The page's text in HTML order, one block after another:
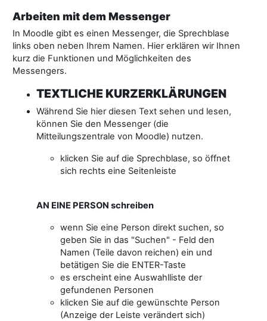
Arbeiten mit dem Messenger
In Moodle gibt es einen Messenger, die Sprechblase
links oben neben Ihrem Namen. Hier erklären wir Ihnen
kurz die Funktionen und Möglichkeiten des
Messengers.
TEXTLICHE KURZERKLÄRUNGEN
Während Sie hier diesen Text sehen und lesen,
können Sie den Messenger (die
Mitteilungszentrale von Moodle) nutzen.
klicken Sie auf die Sprechblase, so öffnet
sich rechts eine Seitenleiste
AN EINE PERSON schreiben
wenn Sie eine Person direkt suchen, so
geben Sie in das "Suchen" - Feld den
Namen (Teile davon reichen) ein und
betätigen Sie die ENTER-Taste
es erscheint eine Auswahlliste der
gefundenen Personen
klicken Sie auf die gewünschte Person
(Anzeige der Leiste verändert sich)